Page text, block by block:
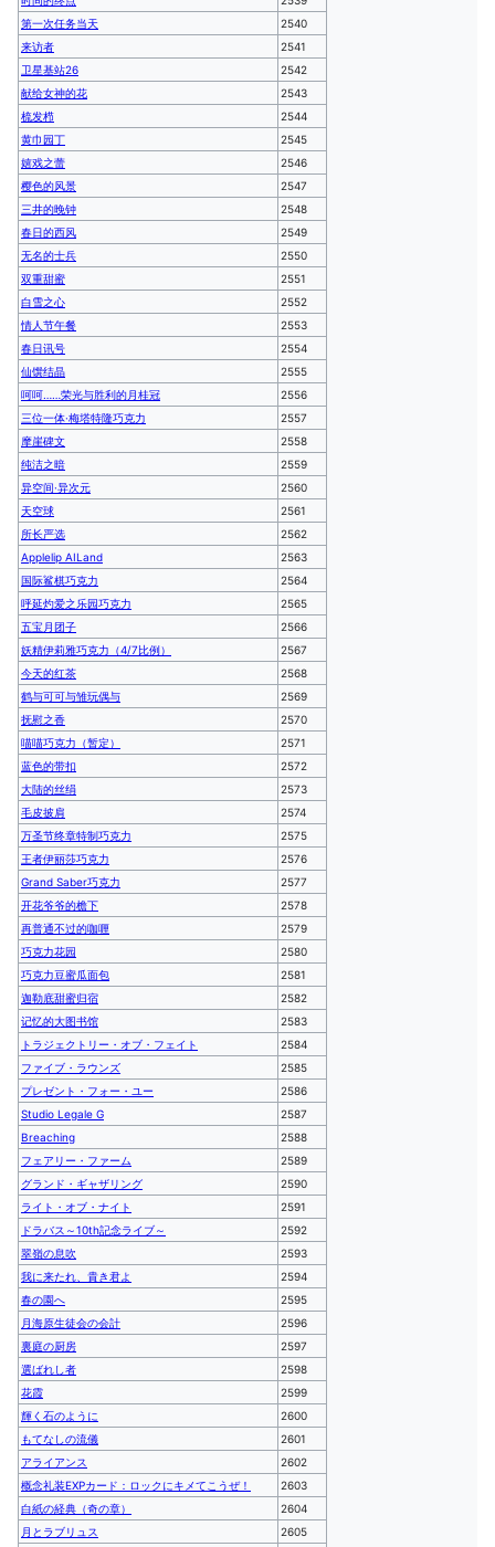
第一次任务当天
2540
来访者
2541
卫星基站26
2542
献给女神的花
2543
梳发栉
2544
黄巾园丁
2545
嬉戏之蕾
2546
樱色的风景
2547
三井的晚钟
2548
春日的西风
2549
无名的士兵
2550
双重甜蜜
2551
白雪之心
2552
情人节午餐
2553
春日讯号
2554
仙馔结晶
2555
呵呵……荣光与胜利的月桂冠
2556
三位一体·梅塔特隆巧克力
2557
摩崖碑文
2558
纯洁之暗
2559
异空间·异次元
2560
天空球
2561
所长严选
2562
Applelip AILand
2563
国际鲨棋巧克力
2564
呼延灼爱之乐园巧克力
2565
五宝月团子
2566
妖精伊莉雅巧克力（4/7比例）
2567
今天的红茶
2568
鹤与可可与雏玩偶与
2569
抚慰之香
2570
喵喵巧克力（暂定）
2571
蓝色的带扣
2572
大陆的丝绢
2573
毛皮披肩
2574
万圣节终章特制巧克力
2575
王者伊丽莎巧克力
2576
Grand Saber巧克力
2577
开花爷爷的檐下
2578
再普通不过的咖喱
2579
巧克力花园
2580
巧克力豆蜜瓜面包
2581
迦勒底甜蜜归宿
2582
记忆的大图书馆
2583
トラジェクトリー・オブ・フェイト
2584
ファイブ・ラウンズ
2585
プレゼント・フォー・ユー
2586
Studio Legale G
2587
Breaching
2588
フェアリー・ファーム
2589
グランド・ギャザリング
2590
ライト・オブ・ナイト
2591
ドラバス～10th記念ライブ～
2592
翠嶺の息吹
2593
我に来たれ、貴き君よ
2594
春の園へ
2595
月海原生徒会の会計
2596
裏庭の厨房
2597
選ばれし者
2598
花霞
2599
輝く石のように
2600
もてなしの流儀
2601
アライアンス
2602
概念礼装EXPカード：ロックにキメてこうぜ！
2603
白紙の経典（奇の章）
2604
月とラブリュス
2605